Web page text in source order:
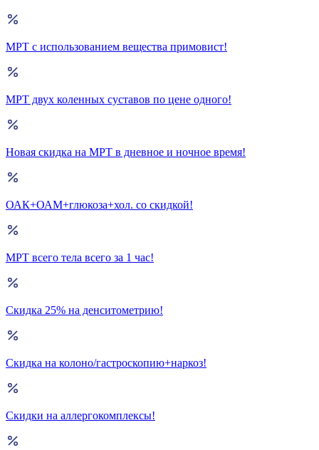
МРТ с использованием вещества примовист!
МРТ двух коленных суставов по цене одного!
Новая скидка на МРТ в дневное и ночное время!
ОАК+ОАМ+глюкоза+хол. со скидкой!
МРТ всего тела всего за 1 час!
Скидка 25% на денситометрию!
Скидка на колоно/гастроскопию+наркоз!
Скидки на аллергокомплексы!